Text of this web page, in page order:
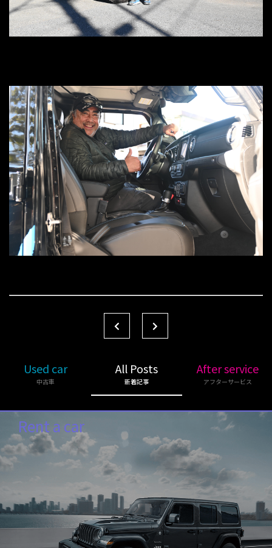
Used car
中古車
All Posts
新着記事
After service
アフターサービス
Rent a car